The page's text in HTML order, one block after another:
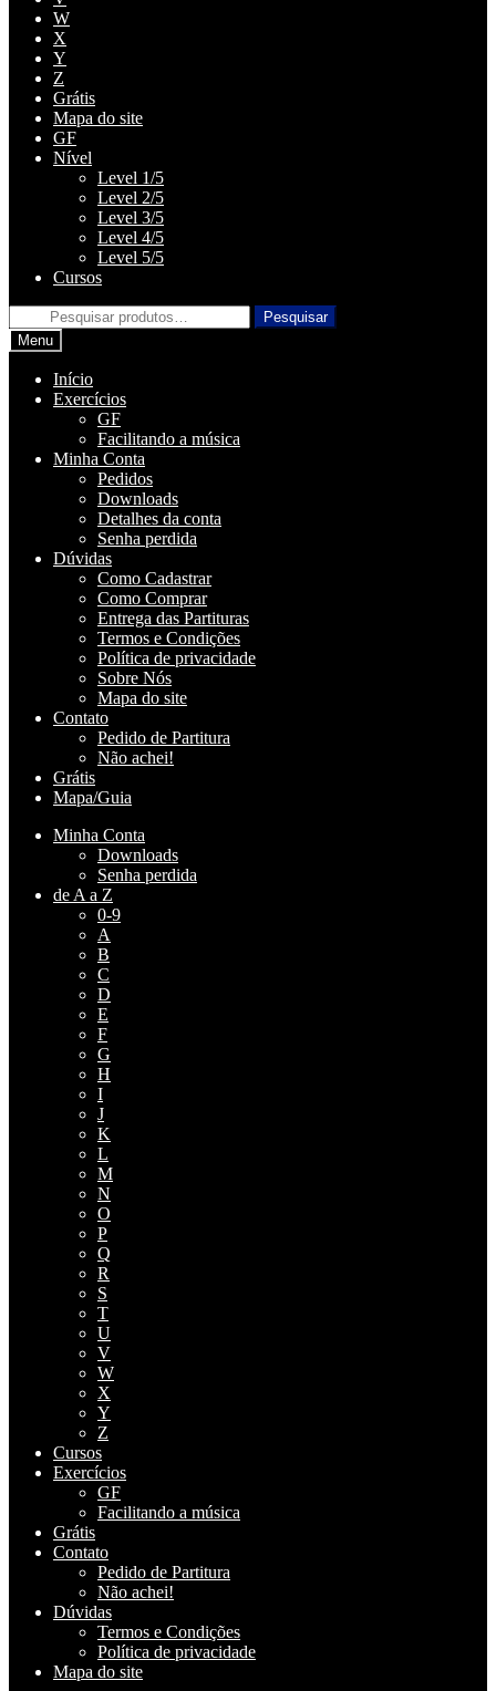
W
X
Y
Z
Grátis
Mapa do site
GF
Nível
Level 1/5
Level 2/5
Level 3/5
Level 4/5
Level 5/5
Cursos
Pesquisar
por:
Pesquisar
Menu
Início
Exercícios
GF
Facilitando a música
Minha Conta
Pedidos
Downloads
Detalhes da conta
Senha perdida
Dúvidas
Como Cadastrar
Como Comprar
Entrega das Partituras
Termos e Condições
Política de privacidade
Sobre Nós
Mapa do site
Contato
Pedido de Partitura
Não achei!
Grátis
Mapa/Guia
Minha Conta
Downloads
Senha perdida
de A a Z
0-9
A
B
C
D
E
F
G
H
I
J
K
L
M
N
O
P
Q
R
S
T
U
V
W
X
Y
Z
Cursos
Exercícios
GF
Facilitando a música
Grátis
Contato
Pedido de Partitura
Não achei!
Dúvidas
Termos e Condições
Política de privacidade
Mapa do site